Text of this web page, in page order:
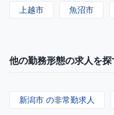
上越市 魚沼市
他の勤務形態の求人を探
新潟市 の非常勤求人